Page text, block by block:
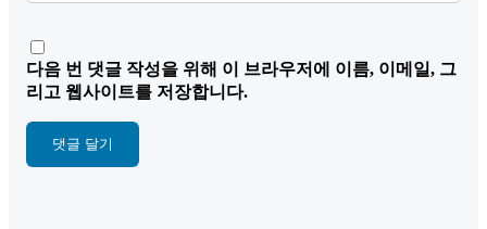
다음 번 댓글 작성을 위해 이 브라우저에 이름, 이메일, 그
리고 웹사이트를 저장합니다.